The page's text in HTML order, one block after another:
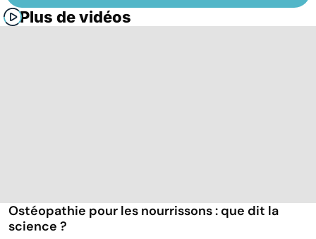
Plus de vidéos
Ostéopathie pour les nourrissons : que dit la
science ?